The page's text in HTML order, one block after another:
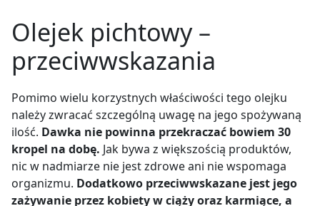
Olejek pichtowy –
przeciwwskazania
Pomimo wielu korzystnych właściwości tego olejku
należy zwracać szczególną uwagę na jego spożywaną
ilość. Dawka nie powinna przekraczać bowiem 30
kropel na dobę. Jak bywa z większością produktów,
nic w nadmiarze nie jest zdrowe ani nie wspomaga
organizmu. Dodatkowo przeciwwskazane jest jego
zażywanie przez kobiety w ciąży oraz karmiące, a